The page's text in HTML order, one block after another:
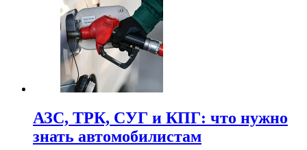
АЗС, ТРК, СУГ и КПГ: что нужно
знать автомобилистам